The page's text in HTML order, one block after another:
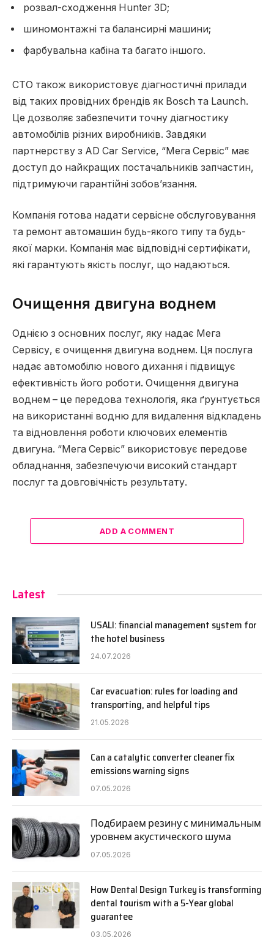
розвал-сходження Hunter 3D;
шиномонтажні та балансирні машини;
фарбувальна кабіна та багато іншого.
СТО також використовує діагностичні прилади
від таких провідних брендів як Bosch та Launch.
Це дозволяє забезпечити точну діагностику
автомобілів різних виробників. Завдяки
партнерству з AD Car Service, “Мега Сервіс” має
доступ до найкращих постачальників запчастин,
підтримуючи гарантійні зобов’язання.
Компанія готова надати сервісне обслуговування
та ремонт автомашин будь-якого типу та будь-
якої марки. Компанія має відповідні сертифікати,
які гарантують якість послуг, що надаються.
Очищення двигуна воднем
Однією з основних послуг, яку надає Мега
Сервісу, є очищення двигуна воднем. Ця послуга
надає автомобілю нового дихання і підвищує
ефективність його роботи. Очищення двигуна
воднем – це передова технологія, яка ґрунтується
на використанні водню для видалення відкладень
та відновлення роботи ключових елементів
двигуна. “Мега Сервіс” використовує передове
обладнання, забезпечуючи високий стандарт
послуг та довговічність результату.
ADD A COMMENT
Latest
USALI: financial management system for
the hotel business
24.07.2026
Car evacuation: rules for loading and
transporting, and helpful tips
21.05.2026
Can a catalytic converter cleaner fix
emissions warning signs
07.05.2026
Подбираем резину с минимальным
уровнем акустического шума
07.05.2026
How Dental Design Turkey is transforming
dental tourism with a 5-Year global
guarantee
03.05.2026